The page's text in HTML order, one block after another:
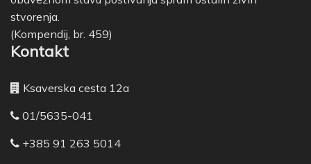
stvorenja.
(Kompendij, br. 459)
Kontakt
Ksaverska cesta 12a
01/5635-041
+385 91 263 5014